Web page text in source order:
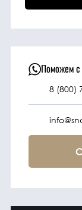
Под
Поможем
8 (800)